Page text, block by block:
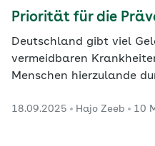
Priorität für die
Deutschland gibt viel
vermeidbaren
Menschen hierzulande
Public-Health-Strategie
18.09.2025 Hajo Zeeb 10